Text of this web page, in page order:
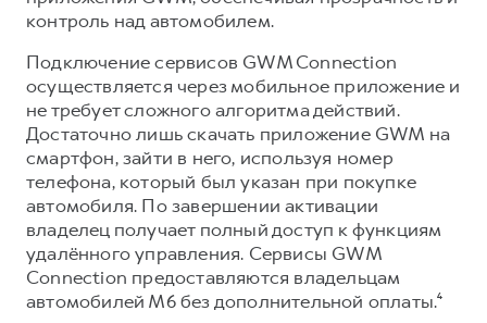
контроль над автомобилем.
Подключение сервисов GWM Connection
осуществляется через мобильное приложение и
не требует сложного алгоритма действий.
Достаточно лишь скачать приложение GWM на
смартфон, зайти в него, используя номер
телефона, который был указан при покупке
автомобиля. По завершении активации
владелец получает полный доступ к функциям
удалённого управления. Сервисы GWM
Connection предоставляются владельцам
автомобилей М6 без дополнительной оплаты.⁴